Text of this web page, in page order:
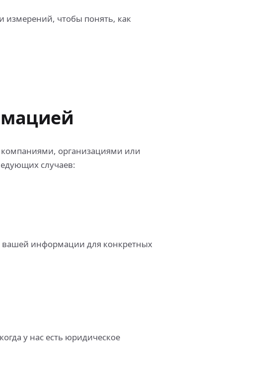
измерений, чтобы понять, как
организациями или
случаев:
вашей информации для конкретных
у нас есть юридическое